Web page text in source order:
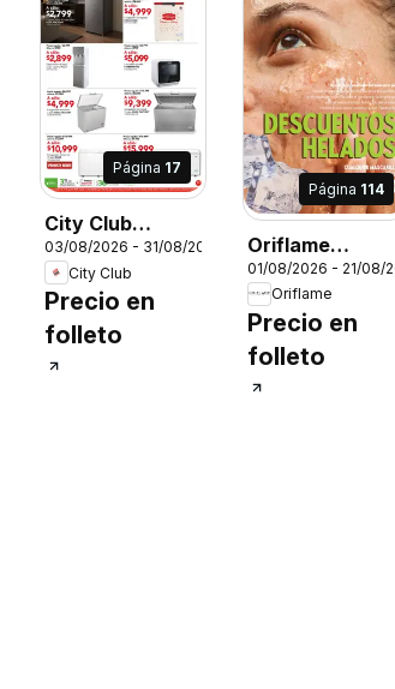
Página 17
City Club
catálogo
03/08/2026 - 31/08/2026
City Club
Precio en
folleto
Página 114
Oriflame
campaña 11
2026
01/08/2026 - 21/08/
Oriflame
Precio en
folleto